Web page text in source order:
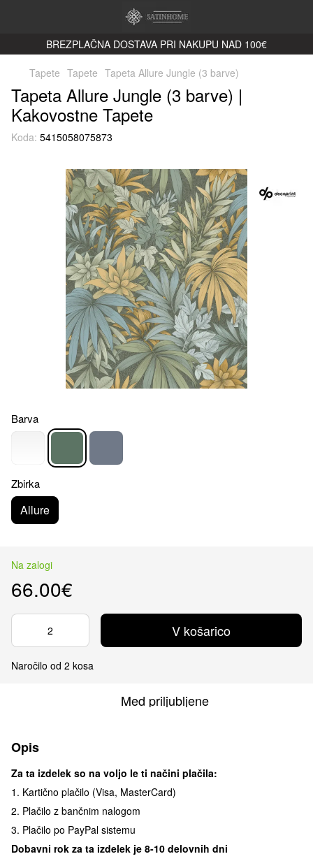
BREZPLAČNA DOSTAVA PRI NAKUPU NAD 100€
Tapete Tapete Tapeta Allure Jungle (3 barve)
Tapeta Allure Jungle (3 barve) |
Kakovostne Tapete
Koda: 5415058075873
Barva
Zbirka
Allure
Na zalogi
66.00€
V košarico
Naročilo od 2 kosa
Med priljubljene
Opis
Za ta izdelek so na voljo le ti načini plačila:
1. Kartično plačilo (Visa, MasterCard)
2. Plačilo z bančnim nalogom
3. Plačilo po PayPal sistemu
Dobavni rok za ta izdelek je 8-10 delovnih dni